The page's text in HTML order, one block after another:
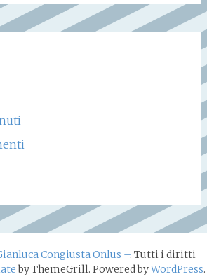
Congiusta Onlus –. Tutti i diritti
by ThemeGrill. Powered byWordPress.